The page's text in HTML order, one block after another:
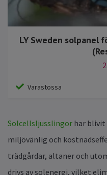
LY Sweden solpanel
Varastossa
Solcellsljusslingor har blivit
miljövänlig och
trädgårdar, altaner och
drivs av solenergi, vilket